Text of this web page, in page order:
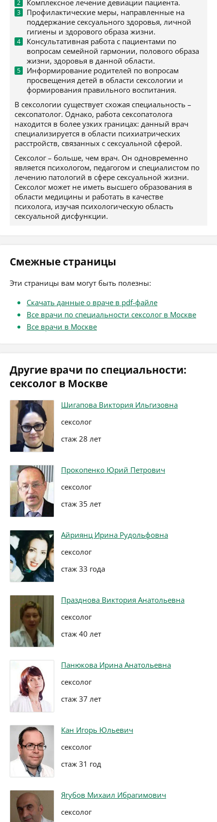
Комплексное лечение девиации пациента.
Профилактические меры, направленные на
поддержание сексуального здоровья, личной
гигиены и здорового образа жизни.
Консультативная работа с пациентами по
вопросам семейной гармонии, полового образа
жизни, здоровья в данной области.
Информирование родителей по вопросам
просвещения детей в области сексологии и
формирования правильного воспитания.
В сексологии существует схожая специальность –
сексопатолог. Однако, работа сексопатолога
находится в более узких границах: данный врач
специализируется в области психиатрических
расстройств, связанных с сексуальной сферой.
Сексолог – больше, чем врач. Он одновременно
является психологом, педагогом и специалистом по
лечению патологий в сфере сексуальной жизни.
Сексолог может не иметь высшего образования в
области медицины и работать в качестве
психолога, изучая психологическую область
сексуальной дисфункции.
Смежные страницы
Эти страницы вам могут быть полезны:
Скачать данные о враче в pdf-файле
Все врачи по специальности сексолог в Москве
Все врачи в Москве
Другие врачи по специальности:
сексолог в Москве
Шигапова Виктория Ильгизовна
сексолог
стаж 28 лет
Прокопенко Юрий Петрович
сексолог
стаж 35 лет
Айриянц Ирина Рудольфовна
сексолог
стаж 33 года
Празднова Виктория Анатольевна
сексолог
стаж 40 лет
Панюкова Ирина Анатольевна
сексолог
стаж 37 лет
Кан Игорь Юльевич
сексолог
стаж 31 год
Ягубов Михаил Ибрагимович
сексолог